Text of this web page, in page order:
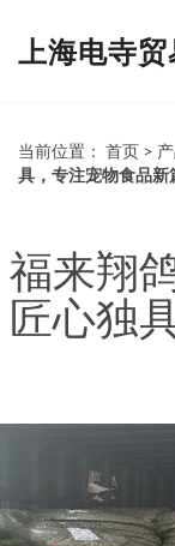
上海电寺
当前位置： 首页 >
具，专注宠物食品新
福来翔
匠心独